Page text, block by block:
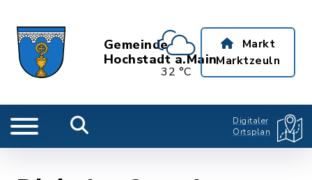
Gemeinde
Hochstadt a.Main
32 °C
Markt
Marktzeuln
Digitaler
Ortsplan